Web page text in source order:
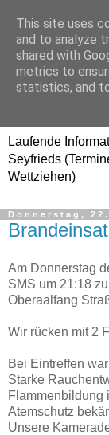
Laufende
Seyfrieds
Wettziehen)
Donnerstag,
Am Donnerstag
SMS um 21:18
Oberaalfang
Wir rücken mit 2
Bei Eintreffen
Starke
Flammenbildung
Atemschutz
Unsere
This site uses
and to analyze
shared with
metrics to
statistics, and